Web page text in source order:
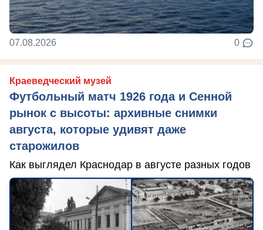
07.08.2026 0
Краеведческий музей
Футбольный матч 1926 года и Сенной
рынок с высоты: архивные снимки
августа, которые удивят даже
старожилов
Как выглядел Краснодар в августе разных годов